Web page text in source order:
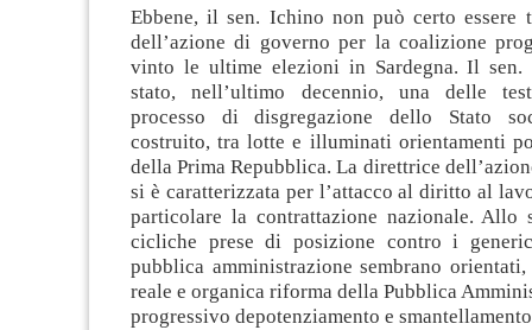
Ebbene, il sen. Ichino non può certo
dell’azione di governo per la coalizione
vinto le ultime elezioni in Sardegna. Il sen.
stato, nell’ultimo decennio, una delle
processo di disgregazione dello Stato
costruito, tra lotte e illuminati orientamenti
della Prima Repubblica. La direttrice
si è caratterizzata per l’attacco al diritto al
particolare la contrattazione nazionale. Allo
cicliche prese di posizione contro i
pubblica amministrazione sembrano
reale e organica riforma della Pubblica
progressivo depotenziamento e